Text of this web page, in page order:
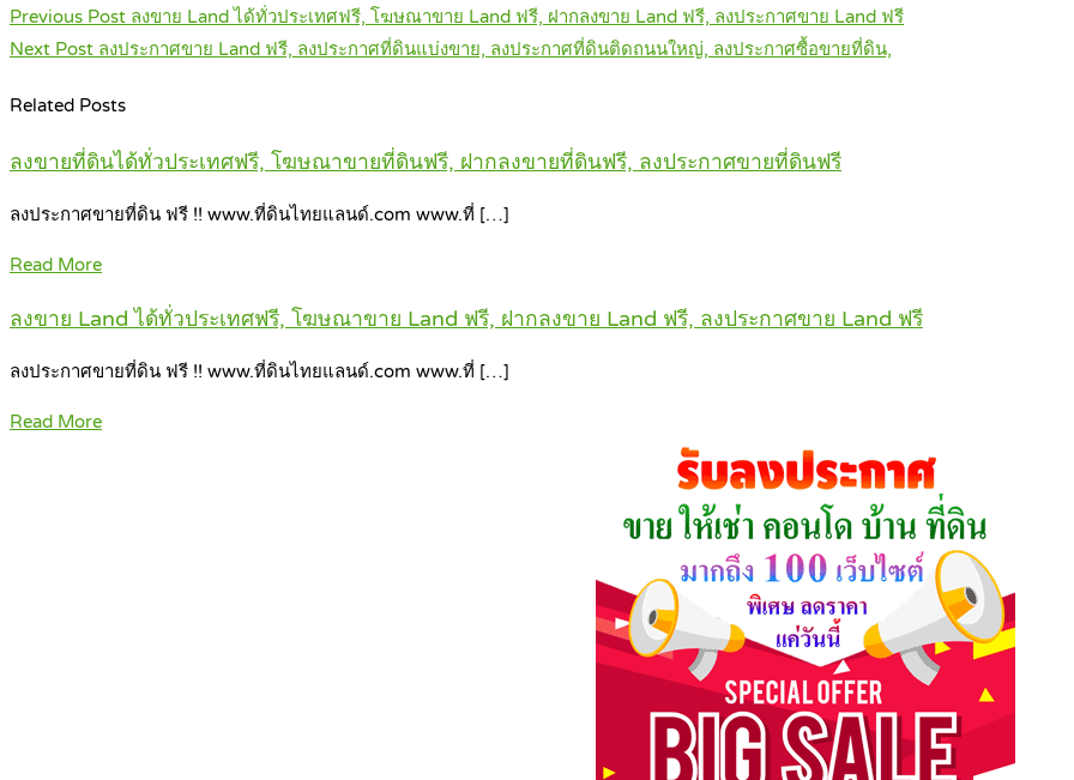
Post
navigation
Previous Post ลงขาย Land ได้ทั่วประเทศฟรี, โฆษณาขาย Land ฟรี, ฝากลงขาย Land ฟรี, ลงประกาศขาย Land ฟรี
Next Post ลงประกาศขาย Land ฟรี, ลงประกาศที่ดินแบ่งขาย, ลงประกาศที่ดินติดถนนใหญ่, ลงประกาศซื้อขายที่ดิน,
Related Posts
ลงขายที่ดินได้ทั่วประเทศฟรี, โฆษณาขายที่ดินฟรี, ฝากลงขายที่ดินฟรี, ลงประกาศขายที่ดินฟรี
ลงประกาศขายที่ดิน ฟรี !! www.ที่ดินไทยแลนด์.com www.ที่ […]
Read More
ลงขาย Land ได้ทั่วประเทศฟรี, โฆษณาขาย Land ฟรี, ฝากลงขาย Land ฟรี, ลงประกาศขาย Land ฟรี
ลงประกาศขายที่ดิน ฟรี !! www.ที่ดินไทยแลนด์.com www.ที่ […]
Read More